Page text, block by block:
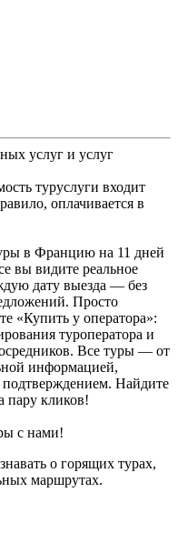
услуг и услуг
туруслуги входит
оплачивается в
в Францию на 11 дней
вы видите реальное
дату выезда — без
Просто
«Купить у оператора»:
туроператора и
Все туры — от
информацией,
Найдите
пару кликов!
с нами!
о горящих турах,
маршрутах.